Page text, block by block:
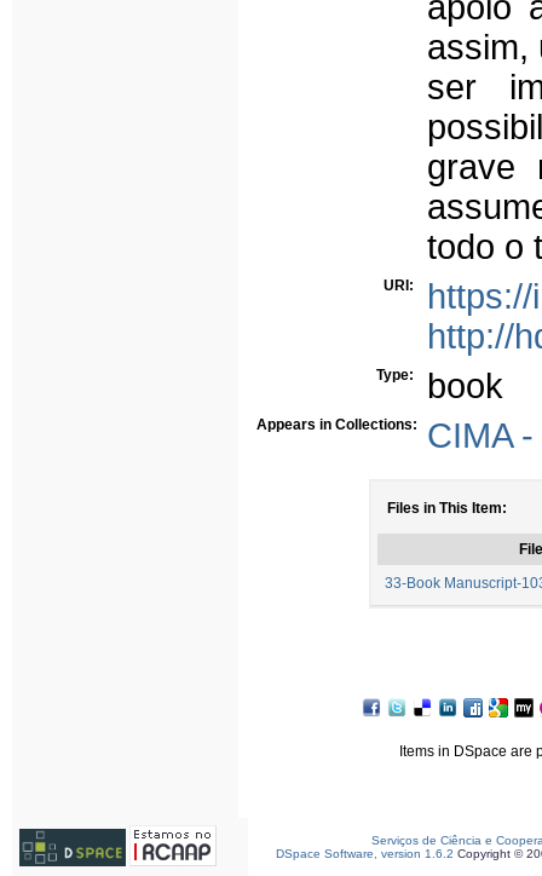
assim,
ser
grave
todo o
URI:
http://
Type: book
Appears in Collections: CIMA
Files in This Item:
File
33-Book Manuscript-
Items in DSpace are
Serviços de Ciência e
DSpace Software, version 1.6.2 Copyright ©